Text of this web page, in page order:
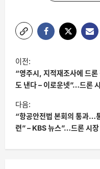
글
탐
색
이전:
“영주시, 지적재조사에 드
도 낸다 – 이로운넷”…드론
다음:
“항공안전법 본회의 통과…
련” – KBS 뉴스”…드론 시